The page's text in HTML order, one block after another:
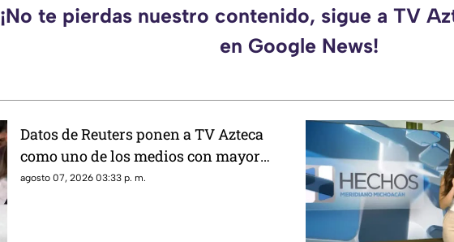
¡No te pierdas nuestro contenido, sigue a TV
en Google News!
Datos de Reuters ponen a TV Azteca
como uno de los medios con mayor
alcance en México, tras polémica por
agosto 07, 2026 03:33 p. m.